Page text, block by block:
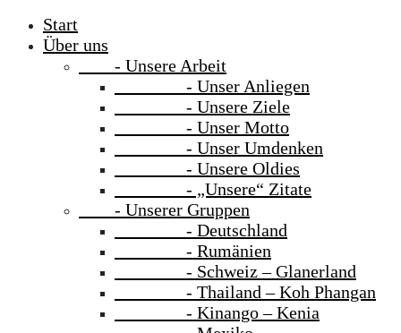
Start
Über uns
- Unsere Arbeit
- Unser Anliegen
- Unsere Ziele
- Unser Motto
- Unser Umdenken
- Unsere Oldies
- „Unsere“ Zitate
- Unserer Gruppen
- Deutschland
- Rumänien
- Schweiz – Glanerland
- Thailand – Koh Phangan
- Kinango – Kenia